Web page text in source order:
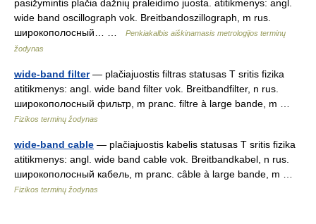
pasižymintis plačia dažnių praleidimo juosta. atitikmenys: angl.
wide band oscillograph vok. Breitbandoszillograph, m rus.
широкополосный… …
Penkiakalbis aiškinamasis metrologijos terminų
žodynas
wide-band filter— plačiajuostis filtras statusas T sritis fizika
atitikmenys: angl. wide band filter vok. Breitbandfilter, n rus.
широкополосный фильтр, m pranc. filtre à large bande, m …
Fizikos terminų žodynas
wide-band cable — plačiajuostis kabelis statusas T sritis fizika
atitikmenys: angl. wide band cable vok. Breitbandkabel, n rus.
широкополосный кабель, m pranc. câble à large bande, m …
Fizikos terminų žodynas